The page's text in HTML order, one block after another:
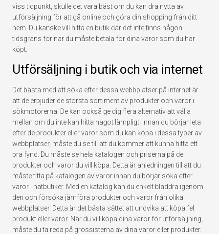
viss tidpunkt, skulle det vara bäst om du kan dra nytta av
utförsäljning för att gå online och göra din shopping från ditt
hem. Du kanske vill hitta en butik där det inte finns någon
tidsgräns för när du måste betala för dina varor som du har
köpt.
Utförsäljning i butik och via internet
Det bästa med att söka efter dessa webbplatser på internet är
att de erbjuder de största sortiment av produkter och varor i
sökmotorerna. De kan också ge dig flera alternativ att välja
mellan om du inte kan hitta något lämpligt. Innan du börjar leta
efter de produkter eller varor som du kan köpa i dessa typer av
webbplatser, måste du se till att du kommer att kunna hitta ett
bra fynd. Du måste se hela katalogen och priserna på de
produkter och varor du vill köpa. Detta är anledningen till att du
måste titta på katalogen av varor innan du börjar söka efter
varor i nätbutiker. Med en katalog kan du enkelt bläddra igenom
den och försöka jämföra produkter och varor från olika
webbplatser. Detta är det bästa sättet att undvika att köpa fel
produkt eller varor. När du vill köpa dina varor för utförsäljning,
måste du ta reda på grossisterna av dina varor eller produkter.